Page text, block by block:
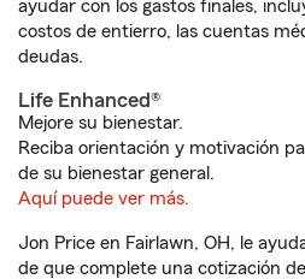
ayudar con los gastos finales,
costos de entierro, las cuentas
deudas.
Life Enhanced®
Mejore su bienestar.
Reciba orientación y motivación
de su bienestar general.
Aquí puede ver más.
Jon Price en Fairlawn, OH, le
de que complete una cotización